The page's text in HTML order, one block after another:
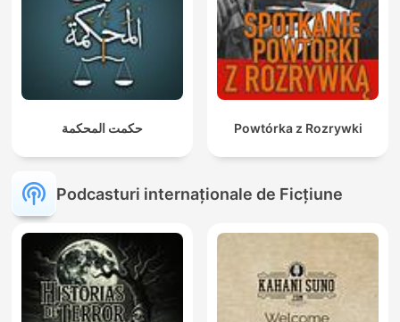
حكمت المحكمة Powtórka z Rozrywki
Podcasturi internaționale de Ficțiune